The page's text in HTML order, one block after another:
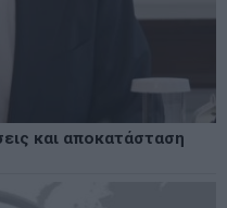
και αποκατάσταση